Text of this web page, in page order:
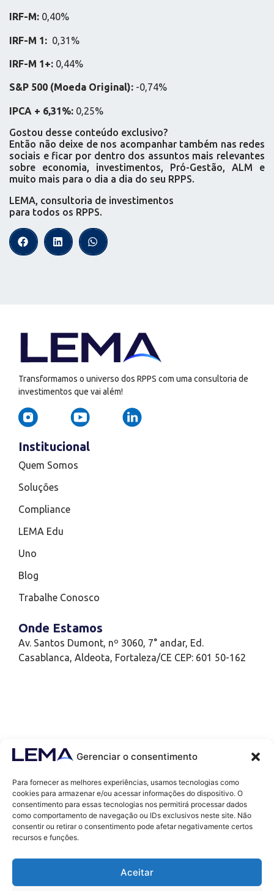
Gerenciar o consentimento
Para fornecer as melhores experiências, usamos tecnologias como
cookies para armazenar e/ou acessar informações do dispositivo. O
consentimento para essas tecnologias nos permitirá processar dados
como comportamento de navegação ou IDs exclusivos neste site. Não
consentir ou retirar o consentimento pode afetar negativamente certos
recursos e funções.
Aceitar
IRF-M: 0,40%
IRF-M 1: 0,31%
IRF-M 1+: 0,44%
S&P 500 (Moeda Original): -0,74%
IPCA + 6,31%: 0,25%
Gostou desse conteúdo exclusivo?
Então não deixe de nos acompanhar também nas redes
sociais e ficar por dentro dos assuntos mais relevantes
sobre economia, investimentos, Pró-Gestão, ALM e
muito mais para o dia a dia do seu RPPS.
LEMA, consultoria de investimentos
para todos os RPPS.
Transformamos o universo dos RPPS com uma consultoria de
investimentos que vai além!
Institucional
Quem Somos
Soluções
Compliance
LEMA Edu
Uno
Blog
Trabalhe Conosco
Onde Estamos
Av. Santos Dumont, nº 3060, 7° andar, Ed.
Casablanca, Aldeota, Fortaleza/CE CEP: 601 50-162
Contatos
contato@lemaef.com.br
(85) 99868-3664